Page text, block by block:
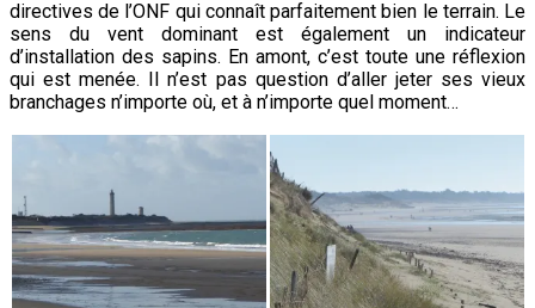
directives de l’ONF qui connaît parfaitement bien le terrain. Le
sens du vent dominant est également un indicateur
d’installation des sapins. En amont, c’est toute une réflexion
qui est menée. Il n’est pas question d’aller jeter ses vieux
branchages n’importe où, et à n’importe quel moment…